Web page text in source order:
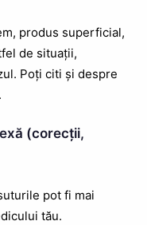
produs superficial,
de situații,
Poți citi și despre
.
(corecții,
pot fi mai
tău.